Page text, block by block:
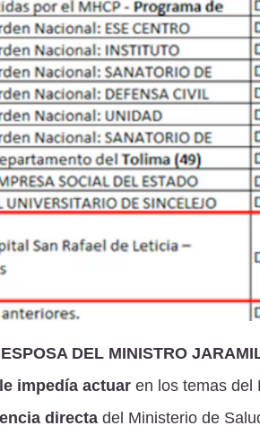
ESPOSA DEL MINISTRO
impedía actuar en los temas del
directa del Ministerio de